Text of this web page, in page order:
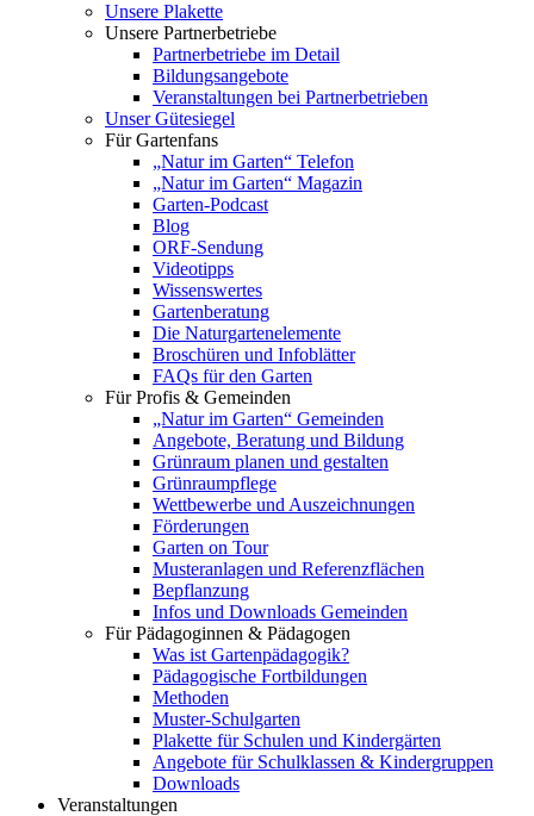
Unsere Plakette
Unsere Partnerbetriebe
Partnerbetriebe im Detail
Bildungsangebote
Veranstaltungen bei Partnerbetrieben
Unser Gütesiegel
Für Gartenfans
„Natur im Garten“ Telefon
„Natur im Garten“ Magazin
Garten-Podcast
Blog
ORF-Sendung
Videotipps
Wissenswertes
Gartenberatung
Die Naturgartenelemente
Broschüren und Infoblätter
FAQs für den Garten
Für Profis & Gemeinden
„Natur im Garten“ Gemeinden
Angebote, Beratung und Bildung
Grünraum planen und gestalten
Grünraumpflege
Wettbewerbe und Auszeichnungen
Förderungen
Garten on Tour
Musteranlagen und Referenzflächen
Bepflanzung
Infos und Downloads Gemeinden
Für Pädagoginnen & Pädagogen
Was ist Gartenpädagogik?
Pädagogische Fortbildungen
Methoden
Muster-Schulgarten
Plakette für Schulen und Kindergärten
Angebote für Schulklassen & Kindergruppen
Downloads
Veranstaltungen